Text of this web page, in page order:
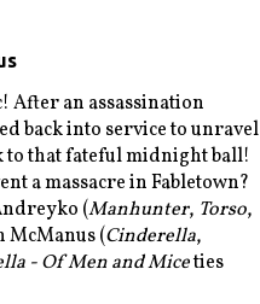
an assassination
back into service to unravel
to that fateful midnight ball!
a massacre in Fabletown?
(Manhunter, Torso,
McManus (Cinderella,
- Of Men and Miceties